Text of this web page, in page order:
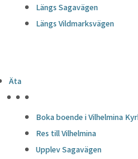
Längs Sagavägen
Längs Vildmarksvägen
Äta
Boka boende i Vilhelmina
Res till Vilhelmina
Upplev Sagavägen